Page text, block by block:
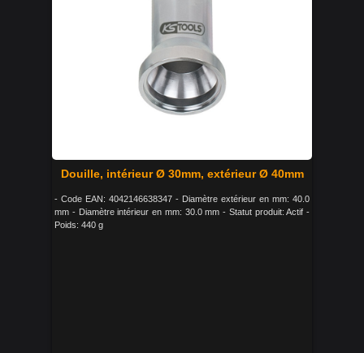
Douille, intérieur Ø 30mm, extérieur Ø 40mm
- Code EAN: 4042146638347 - Diamètre extérieur en mm: 40.0
mm - Diamètre intérieur en mm: 30.0 mm - Statut produit: Actif -
Poids: 440 g